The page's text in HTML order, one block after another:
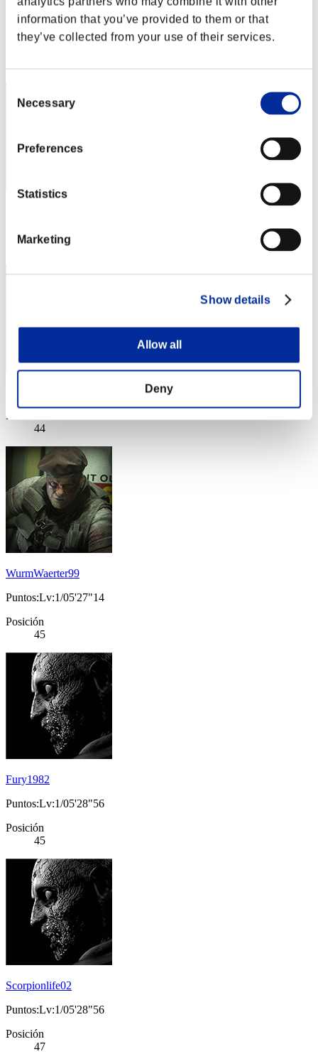
information that you’ve provided to them or that
they’ve collected from your use of their services.
Selection
Necessary
Preferences
Statistics
Marketing
Show details
Allow all
Deny
SENAapu
Puntos:Lv:1/05'10"69
Posición
42
Posición
44
WurmWaerter99
Puntos:Lv:1/05'27"14
Posición
45
Fury1982
Puntos:Lv:1/05'28"56
Posición
45
Scorpionlife02
Puntos:Lv:1/05'28"56
Posición
47